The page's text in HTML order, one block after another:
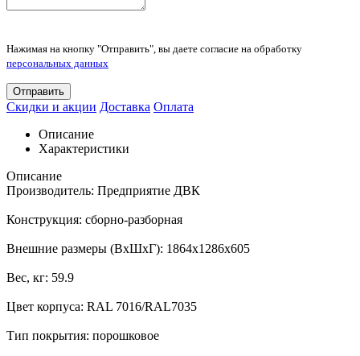
Нажимая на кнопку "Отправить", вы даете согласие на обработку
персональных данных
Отправить
Скидки и акции Доставка Оплата
Описание
Характеристики
Описание
Производитель: Предприятие ДВК
Конструкция: сборно-разборная
Внешние размеры (ВхШхГ): 1864x1286x605
Вес, кг: 59.9
Цвет корпуса: RAL 7016/RAL7035
Тип покрытия: порошковое